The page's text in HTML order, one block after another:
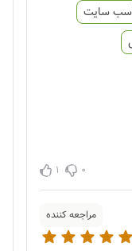
سایت
0
1
مراجعه کننده